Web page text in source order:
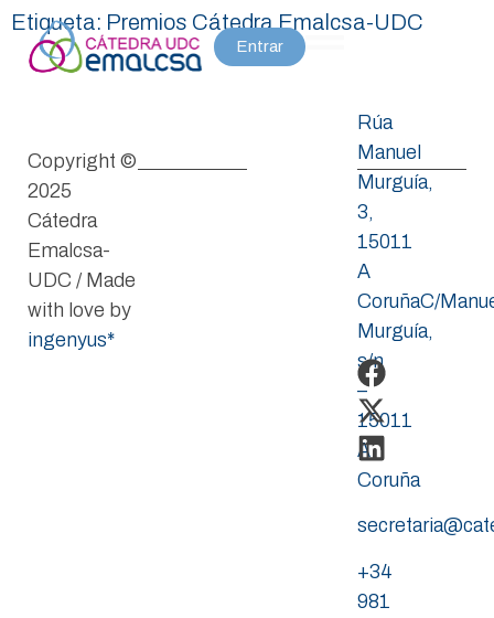
Entrar
Etiqueta: Premios Cátedra Emalcsa-UDC
Rúa
Manuel
Murguía,
3,
15011
A
CoruñaC/
Murguía,
s/n
–
15011
A
Coruña
+34
981
Copyright ©
2025
Cátedra
Emalcsa-
UDC / Made
with love by
ingenyus*